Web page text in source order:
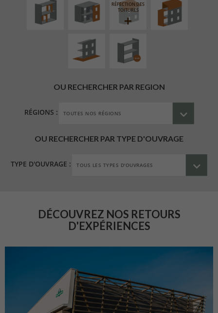
RÉFECTION DES
TOITURES
AMÉNAGEMENT
EXTÉRIEUR
PROCÉDÉ
PARTICULIER
OU RECHERCHER PAR REGION
RÉGIONS :
OU RECHERCHER PAR TYPE D'OUVRAGE
TYPE D'OUVRAGE :
DÉCOUVREZ NOS RETOURS
D'EXPÉRIENCES